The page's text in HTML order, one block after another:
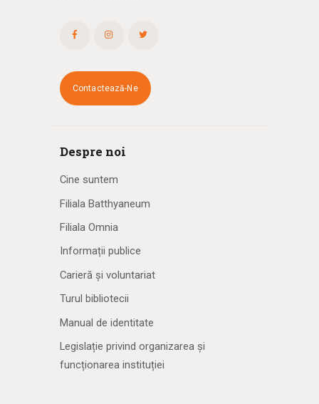
Contactează-Ne
Despre noi
Cine suntem
Filiala Batthyaneum
Filiala Omnia
Informații publice
Carieră și voluntariat
Turul bibliotecii
Manual de identitate
Legislație privind organizarea și
funcționarea instituției